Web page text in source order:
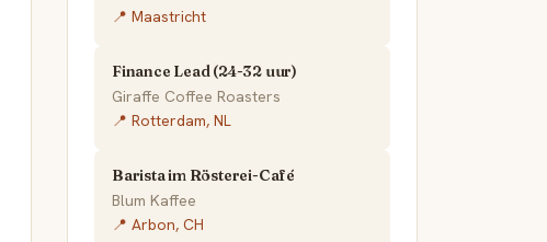
📍 Maastricht
Finance Lead (24-32 uur)
Giraffe Coffee Roasters
📍 Rotterdam, NL
Barista im Rösterei-Café
Blum Kaffee
📍 Arbon, CH